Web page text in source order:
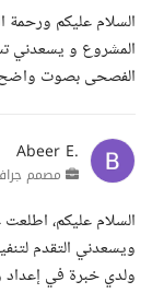
السلام عليكم ورحمة
المشروع و يسعدني
الفصحى بصوت
Abeer E.
مصمم
السلام عليكم،
ويسعدني التقدم
ولدي خبرة في إعداد